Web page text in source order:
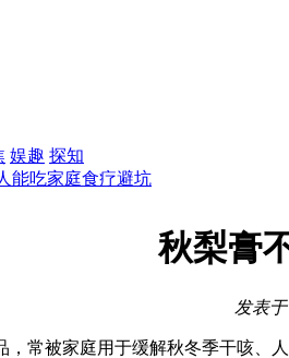
娱趣 探知
能吃家庭食疗避坑
秋梨膏
发表于
常被家庭用于缓解秋冬季干咳、